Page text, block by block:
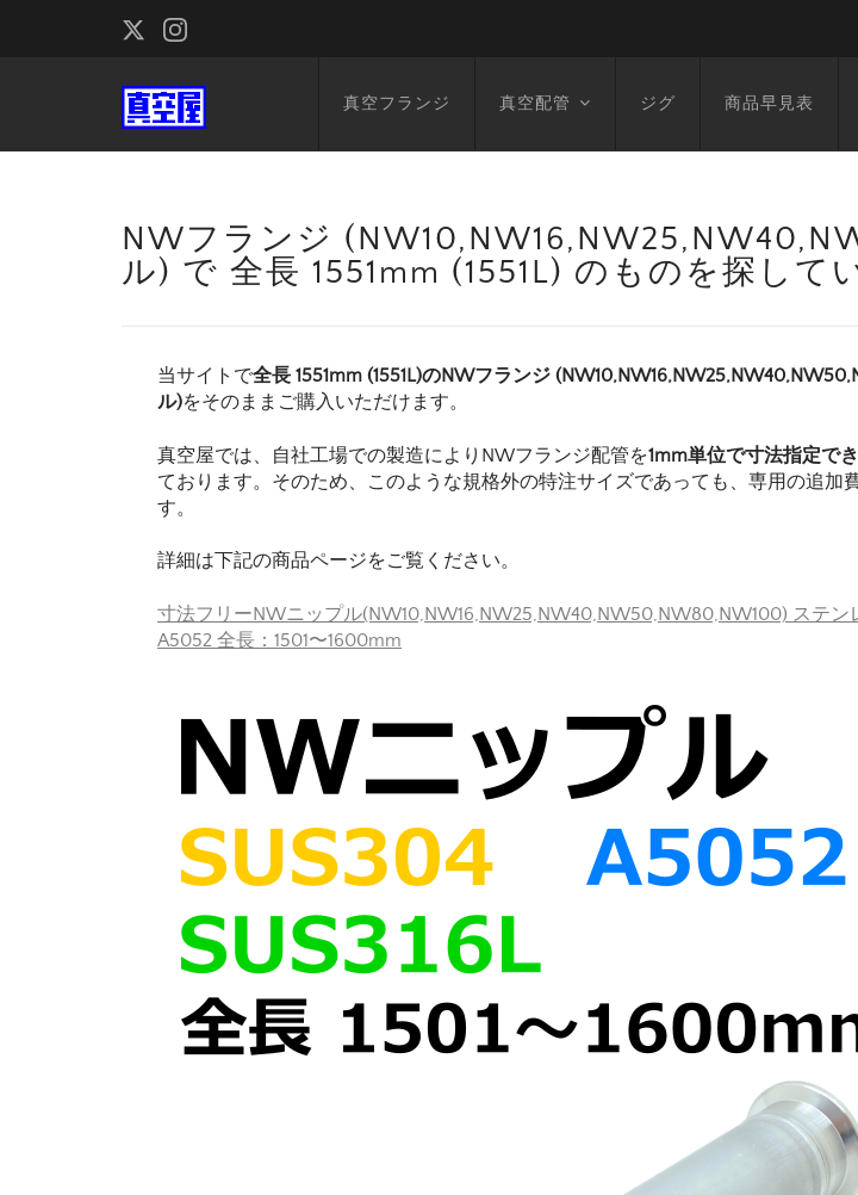
真空フランジ 真空配管 ジグ 商品早見表
NWフランジ
ル) で 全長 1551mm (1551L) のものを探して
当サイトで全長 1551mm (1551L)のNWフランジ
ル)をそのままご購入いただけます。
真空屋では、自社工場での製造によりNWフランジ配管を1mm単位で寸法指定で
ております。そのため、このような規格外の特注サイズであっても、専用の追加
す。
詳細は下記の商品ページをご覧ください。
寸法フリーNWニップル(NW10,NW16,NW25,NW40,NW50,NW80,NW100) ステン
A5052 全長：1501〜1600mm